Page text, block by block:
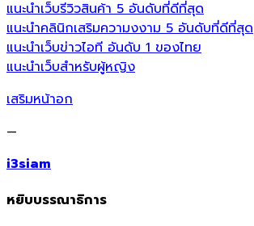
แนะนำเว็บรีวิวสินค้า 5 อันดับที่ดีที่สุด
แนะนำคลินิกเสริมความงงาม 5 อันดับที่ดีที่สุด
แนะนำเว็บข่าวไอที อันดับ 1 ของไทย
แนะนำเว็บสำหรับผู้หญิง
เสริมหน้าอก
—
i3siam
หยิบบรรณาธิการ